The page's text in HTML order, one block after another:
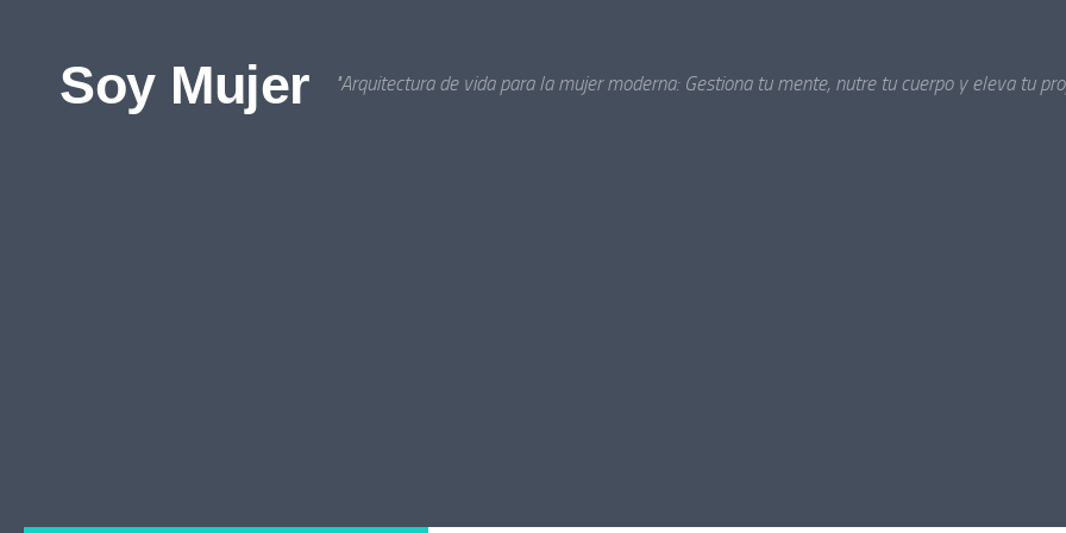
Soy Mujer "Arquitectura de vida para la mujer moderna: Gestiona tu mente, nutre tu cuerpo y eleva tu